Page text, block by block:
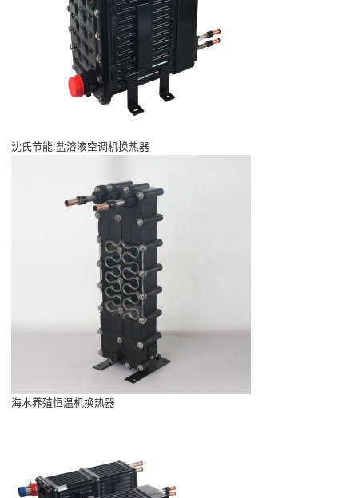
沈氏节能:盐溶液空调机换热器
海水养殖恒温机换热器